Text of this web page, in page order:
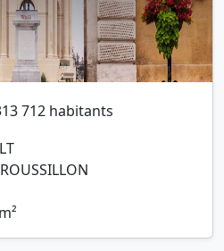
712 habitants